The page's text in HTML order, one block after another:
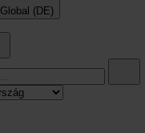
Global (DE)